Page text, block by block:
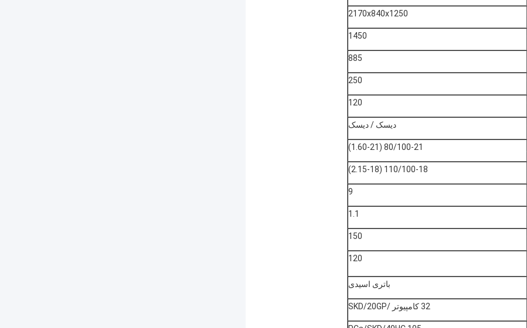
2170x840x1250
1450
885
250
120
دیسک / دیسک
80/100-21 (1.60-21)
110/100-18 (2.15-18)
9
1.1
150
120
باتری اسیدی
32 کامپیوتر /SKD/20GP